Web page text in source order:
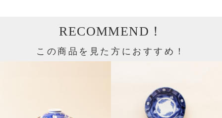
RECOMMEND！
この商品を見た方におすすめ！